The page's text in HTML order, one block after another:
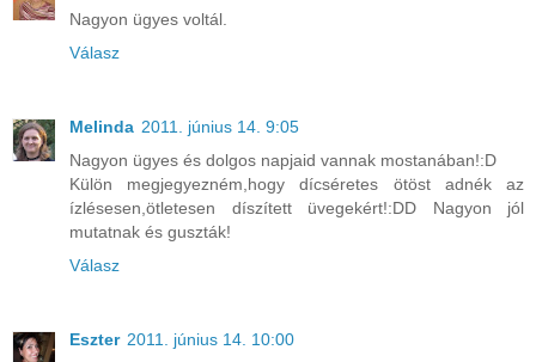
Nagyon ügyes voltál.
Válasz
Melinda 2011. június 14. 9:05
Nagyon ügyes és dolgos napjaid vannak mostanában!:D
Külön megjegyezném,hogy dícséretes ötöst adnék az
ízlésesen,ötletesen díszített üvegekért!:DD Nagyon jól
mutatnak és guszták!
Válasz
Eszter 2011. június 14. 10:00